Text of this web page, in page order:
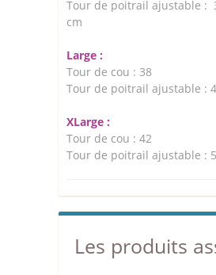
Tour de poitrail ajustable :
cm
Large :
Tour de cou : 38
Tour de poitrail ajustable :
XLarge :
Tour de cou : 42
Tour de poitrail ajustable :
Les produits